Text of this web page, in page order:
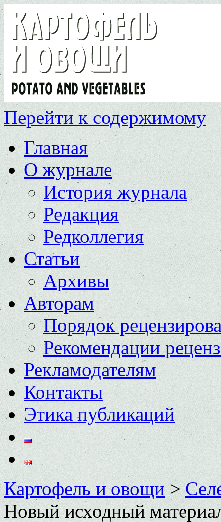
Перейти к содержимому
Главная
О журнале
История журнала
Редакция
Редколлегия
Статьи
Архивы
Авторам
Порядок
Рекомендации
Рекламодателям
Контакты
Этика публикаций
Картофель и овощи>
Новый исходный